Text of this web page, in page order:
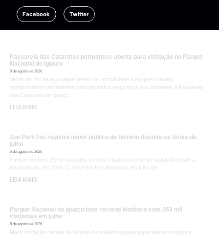
Facebook Twitter
Passarela das Cataratas permanece aberta para visitação no Parque
Nacional do Iguaçu
6 de agosto de 2026
Vazão do Rio Iguaçu segue dentro da normalidade e equipes mantêm
monitoramento permanente para garantir a segurança dos visitantes. A Passarela
das Cataratas do Iguaçu,
LEIA MAIS
Zoo Park Foz registra maior público da história durante as férias de
julho
6 de agosto de 2026
Parque recebeu 23 mil visitantes no mês e bateu recorde de visitação desde a
inauguração, em 2018. O Zoo Park Foz alcançou, em julho de
LEIA MAIS
Parque Nacional do Iguaçu bate recorde histórico com 263 mil
visitantes em julho
6 de agosto de 2026
Maior visitação mensal da história da unidade supera expectativas e registra